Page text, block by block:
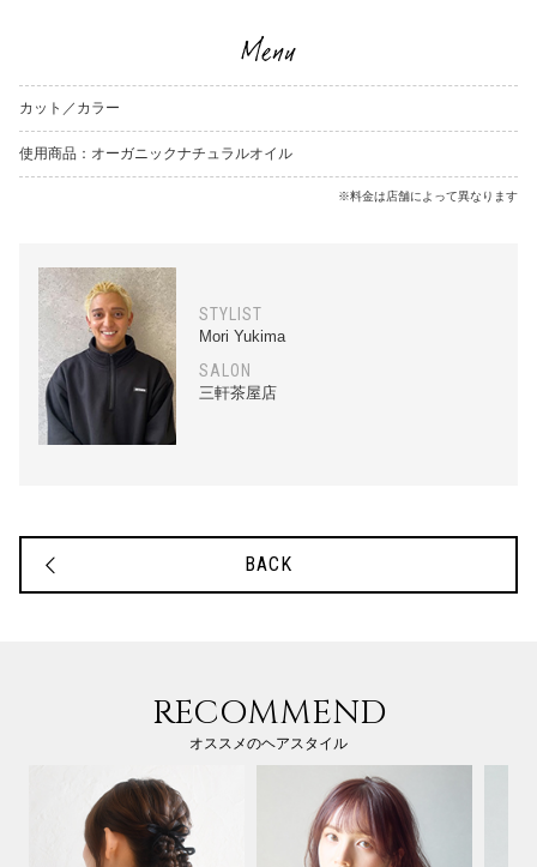
Menu
カット／カラー
使用商品：オーガニックナチュラルオイル
※料金は店舗によって異なります
STYLIST
Mori Yukima
SALON
三軒茶屋店
BACK
RECOMMEND
オススメのヘアスタイル